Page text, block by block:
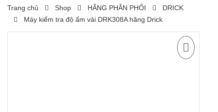
Trang chủ Shop HÃNG PHÂN PHỐI
DRICK
Máy kiểm tra độ ẩm vải DRK308A hãng Drick